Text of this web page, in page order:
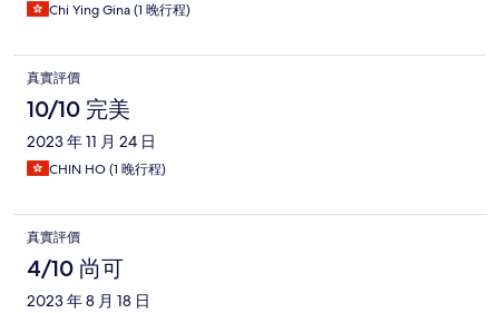
Chi Ying Gina (1 晚行程)
真實評價
10/10 完美
2023 年 11 月 24 日
CHIN HO (1 晚行程)
真實評價
4/10 尚可
2023 年 8 月 18 日